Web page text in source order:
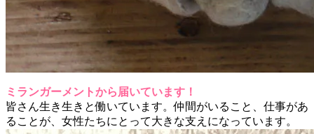
ミランガーメントから届いています！
皆さん生き生きと働いています。仲間がいること、仕事があ
ることが、女性たちにとって大きな支えになっています。